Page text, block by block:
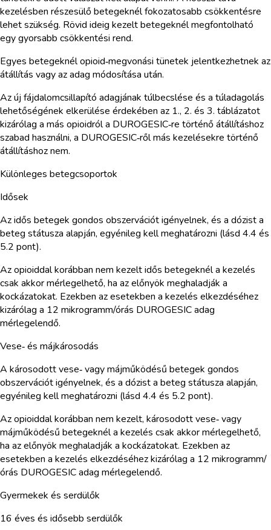
kezelésben részesülő betegeknél fokozatosabb csökkentésre
lehet szükség. Rövid ideig kezelt betegeknél megfontolható
egy gyorsabb csökkentési rend.
Egyes betegeknél opioid‑megvonási tünetek jelentkezhetnek az
átállítás vagy az adag módosítása után.
Az új fájdalomcsillapító adagjának túlbecslése és a túladagolás
lehetőségének elkerülése érdekében az 1., 2. és 3. táblázatot
kizárólag a más opioidról a DUROGESIC‑re történő átállításhoz
szabad használni, a DUROGESIC‑ről más kezelésekre történő
átállításhoz nem.
Különleges betegcsoportok
Idősek
Az idős betegek gondos obszervációt igényelnek, és a dózist a
beteg státusza alapján, egyénileg kell meghatározni (lásd 4.4 és
5.2 pont).
Az opioiddal korábban nem kezelt idős betegeknél a kezelés
csak akkor mérlegelhető, ha az előnyök meghaladják a
kockázatokat. Ezekben az esetekben a kezelés elkezdéséhez
kizárólag a 12 mikrogramm/órás DUROGESIC adag
mérlegelendő.
Vese‑ és májkárosodás
A károsodott vese‑ vagy májműködésű betegek gondos
obszervációt igényelnek, és a dózist a beteg státusza alapján,
egyénileg kell meghatározni (lásd 4.4 és 5.2 pont).
Az opioiddal korábban nem kezelt, károsodott vese‑ vagy
májműködésű betegeknél a kezelés csak akkor mérlegelhető,
ha az előnyök meghaladják a kockázatokat. Ezekben az
esetekben a kezelés elkezdéséhez kizárólag a 12 mikrogramm/
órás DUROGESIC adag mérlegelendő.
Gyermekek és serdülők
16 éves és idősebb serdülők